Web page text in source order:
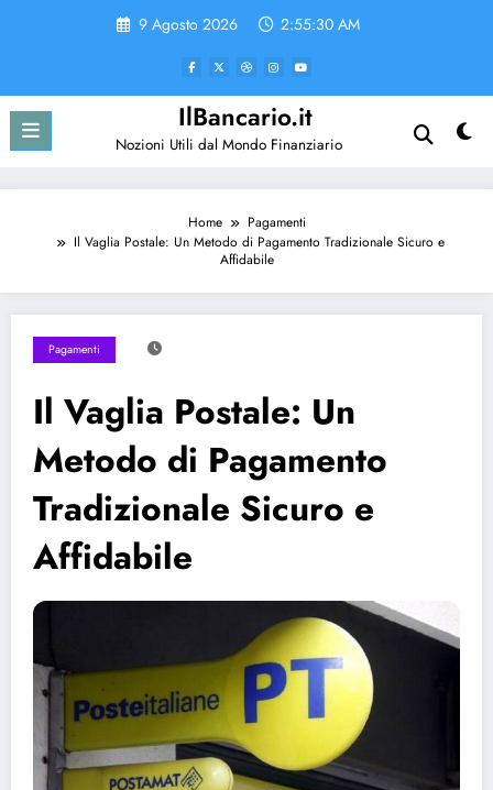
9 Agosto 2026 2:55:30 AM
IlBancario.it
Nozioni Utili dal Mondo Finanziario
Home
Pagamenti
Il Vaglia Postale: Un Metodo di Pagamento Tradizionale Sicuro e
Affidabile
Pagamenti
Il Vaglia Postale: Un
Metodo di Pagamento
Tradizionale Sicuro e
Affidabile